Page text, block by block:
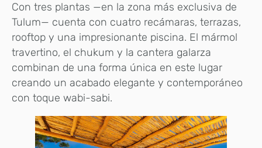
Con tres plantas —en la zona más exclusiva de
Tulum— cuenta con cuatro recámaras, terrazas,
rooftop y una impresionante piscina. El mármol
travertino, el chukum y la cantera galarza
combinan de una forma única en este lugar
creando un acabado elegante y contemporáneo
con toque wabi-sabi.